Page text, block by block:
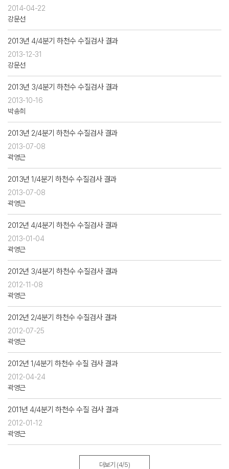
2014-04-22
강문선
2013년 4/4분기 하천수 수질검사 결과
2013-12-31
강문선
2013년 3/4분기 하천수 수질검사 결과
2013-10-16
박송희
2013년 2/4분기 하천수 수질검사 결과
2013-07-08
곽영근
2013년 1/4분기 하천수 수질검사 결과
2013-07-08
곽영근
2012년 4/4분기 하천수 수질검사 결과
2013-01-04
곽영근
2012년 3/4분기 하천수 수질검사 결과
2012-11-08
곽영근
2012년 2/4분기 하천수 수질검사 결과
2012-07-25
곽영근
2012년 1/4분기 하천수 수질 검사 결과
2012-04-24
곽영근
2011년 4/4분기 하천수 수질 검사 결과
2012-01-12
곽영근
더보기 (4/5)